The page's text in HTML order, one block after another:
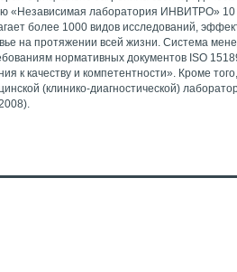
«Независимая лаборатория ИНВИТРО»
более 1000 видов исследований,
на протяжении всей жизни. Система
нормативных документов ISO
к качеству и компетентности». Кроме
(клинико-диагностической)